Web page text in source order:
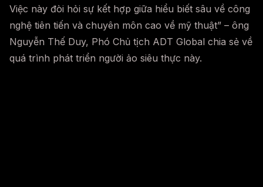
Việc này đòi hỏi sự kết hợp giữa hiểu biết sâu về công
nghệ tiên tiến và chuyên môn cao về mỹ thuật” – ông
Nguyễn Thế Duy, Phó Chủ tịch ADT Global chia sẻ về
quá trình phát triển người ảo siêu thực này.